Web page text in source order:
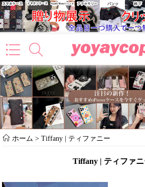
ホーム >Tiffany | ティファニー
Tiffany | ティファ